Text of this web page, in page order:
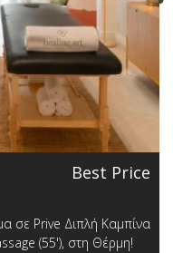
Best Price
σε Prive Διπλή Καμπίνα
(55'), στη Θέρμη!